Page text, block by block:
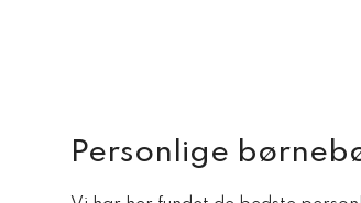
Personlige